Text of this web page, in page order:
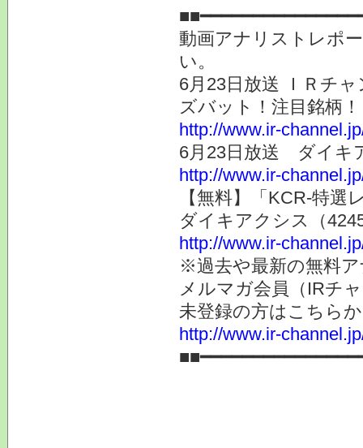
動画アナリストレポ
い。
6月23日放送 ＩＲチ
ズバット！注目銘柄！
http://www.ir-
6月23日放送 ダイキ
http://www.ir-
【無料】「KCR-特選
ダイキアクシス（
http://www.ir-
※過去や最新の無料
メルマガ会員（IRチ
未登録の方はこちら
http://www.ir-